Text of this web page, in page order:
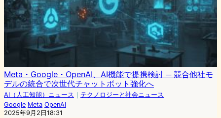
Meta・Google・OpenAI、AI機能で提携検討 ─ 競合他社モ
デルの統合で次世代チャットボット強化へ
AI（人工知能）ニュース ｜ テクノロジーと社会ニュース
Google Meta OpenAI
2025年9月2日18:31